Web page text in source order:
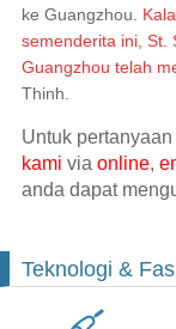
ke Guangzhou.
semenderita ini, St.
Guangzhou telah
Thinh.
Untuk
kami via online,
anda dapat
Teknologi &